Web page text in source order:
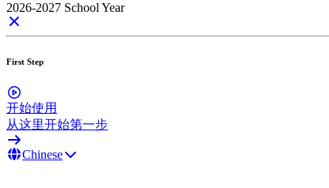
2026-2027 School Year
First Step
开始使用
从这里开始第一步
Chinese